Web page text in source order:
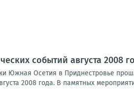
событий августа 2008
Южная Осетия в Приднестровье
2008 года. В памятных